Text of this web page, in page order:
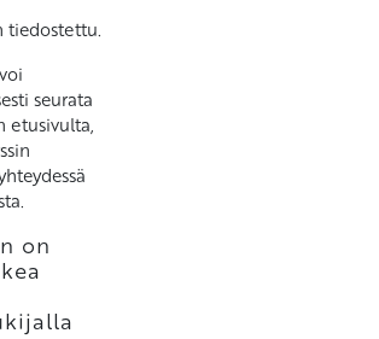
tiedostettu.
seurata
etusivulta,
on